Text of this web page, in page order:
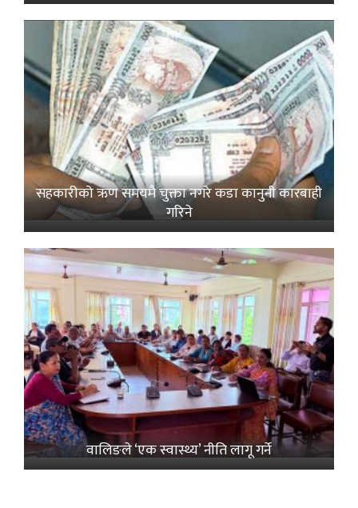
सहकारीको ऋण समयमै चुक्ता नगरे कडा कानुनी कारबाही
गरिने
वालिङले ‘एक स्वास्थ्य’ नीति लागू गर्ने